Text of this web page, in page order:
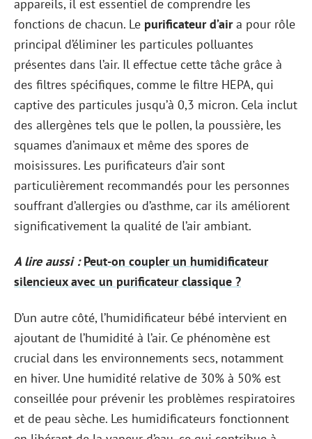
appareils, il est essentiel de comprendre les
fonctions de chacun. Le purificateur d’aira pour rôle
principal d’éliminer les particules polluantes
présentes dans l’air. Il effectue cette tâche grâce à
des filtres spécifiques, comme le filtre HEPA, qui
captive des particules jusqu’à 0,3 micron. Cela inclut
des allergènes tels que le pollen, la poussière, les
squames d’animaux et même des spores de
moisissures. Les purificateurs d’air sont
particulièrement recommandés pour les personnes
souffrant d’allergies ou d’asthme, car ils améliorent
significativement la qualité de l’air ambiant.
A lire aussi : Peut-on coupler un humidificateur
silencieux avec un purificateur classique ?
D’un autre côté, l’humidificateur bébé intervient en
ajoutant de l’humidité à l’air. Ce phénomène est
crucial dans les environnements secs, notamment
en hiver. Une humidité relative de 30% à 50% est
conseillée pour prévenir les problèmes respiratoires
et de peau sèche. Les humidificateurs fonctionnent